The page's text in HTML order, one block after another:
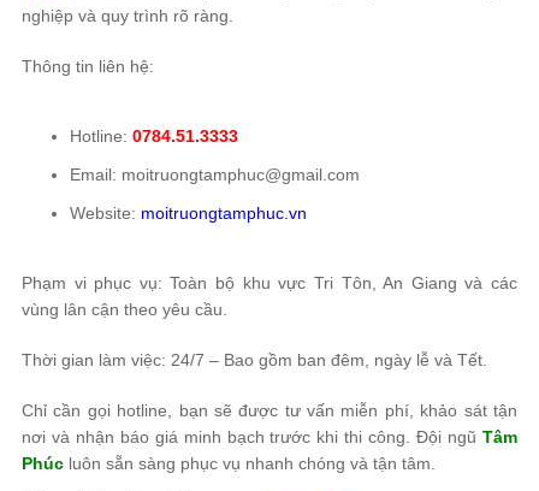
nghiệp và quy trình rõ ràng.
Thông tin liên hệ:
Hotline: 0784.51.3333
Email: moitruongtamphuc@gmail.com
Website: moitruongtamphuc.vn
Phạm vi phục vụ: Toàn bộ khu vực Tri Tôn, An Giang và các
vùng lân cận theo yêu cầu.
Thời gian làm việc: 24/7 – Bao gồm ban đêm, ngày lễ và Tết.
Chỉ cần gọi hotline, bạn sẽ được tư vấn miễn phí, khảo sát tận
nơi và nhận báo giá minh bạch trước khi thi công. Đội ngũ Tâm
Phúc luôn sẵn sàng phục vụ nhanh chóng và tận tâm.